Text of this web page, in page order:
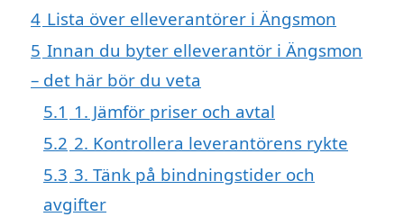
4 Lista över elleverantörer i Ängsmon
5 Innan du byter elleverantör i Ängsmon
– det här bör du veta
5.1 1. Jämför priser och avtal
5.2 2. Kontrollera leverantörens rykte
5.3 3. Tänk på bindningstider och
avgifter